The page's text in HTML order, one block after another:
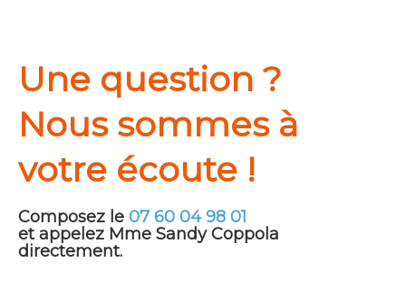
Une question ?
Nous sommes à
votre écoute !
Composez le 07 60 04 98 01
et appelez Mme Sandy Coppola
directement.